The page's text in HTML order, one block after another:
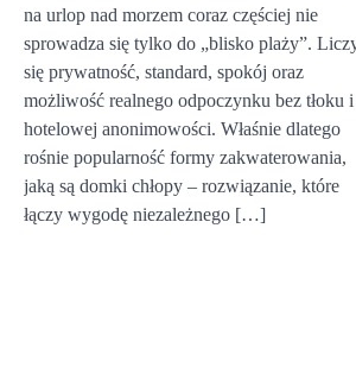
na urlop nad morzem coraz częściej nie
sprowadza się tylko do „blisko plaży”.
się prywatność, standard, spokój oraz
możliwość realnego odpoczynku bez tłoku i
hotelowej anonimowości. Właśnie dlatego
rośnie popularność formy zakwaterowania,
jaką są domki chłopy – rozwiązanie, które
łączy wygodę niezależnego […]